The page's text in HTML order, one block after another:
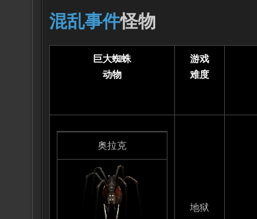
混乱事件怪物
巨大蜘蛛
动物
游戏
难度
奥拉克
地狱